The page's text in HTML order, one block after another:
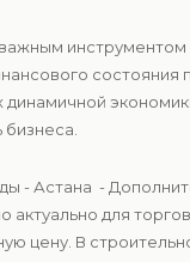
инструментом
динамичной
- Астана -
актуально для
цену. В